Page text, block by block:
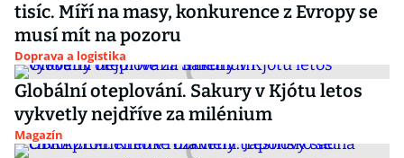
tisíc. Míří na masy, konkurence z Evropy se
musí mít na pozoru
Doprava a logistika
Globální oteplování. Sakury v Kjótu letos
vykvetly nejdříve za milénium
Magazín